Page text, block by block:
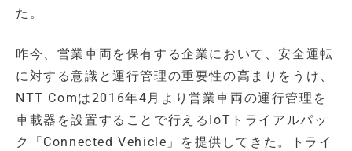
た。
昨今、営業車両を保有する企業において、安全運転
に対する意識と運行管理の重要性の高まりをうけ、
NTT Comは2016年4月より営業車両の運行管理を
車載器を設置することで行えるIoTトライアルパッ
ク「Connected Vehicle」を提供してきた。トライ